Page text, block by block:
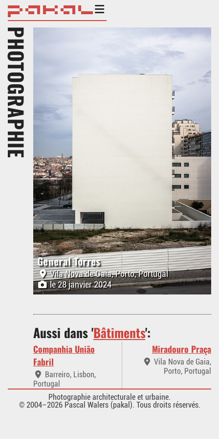
PHOTOGRAPHIE
General Torres
Vila Nova de Gaia, Porto, Portugal
le 28 janvier 2024
Aussi dans 'Bâtiments':
Companhia União
Fabril
Barreiro, Lisbon,
Portugal
Miradouro Praça
Vila Nova de Gaia,
Porto, Portugal
Photographie architecturale et urbaine.
© 2004–2026 Pascal Walers (pakal). Tous droits réservés.